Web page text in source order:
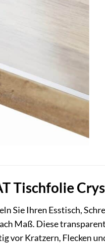
Tischfolie
Sie Ihren Esstisch,
Maß. Diese
vor Kratzern, Flecken